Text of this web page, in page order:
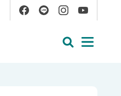
YouTube